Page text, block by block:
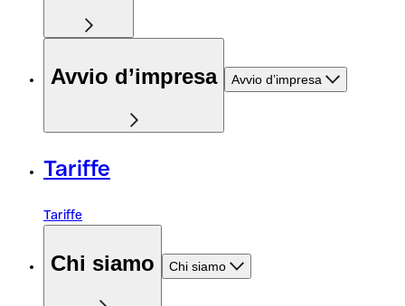
Avvio d’impresa Avvio d’impresa
Tariffe
Tariffe
Chi siamo Chi siamo